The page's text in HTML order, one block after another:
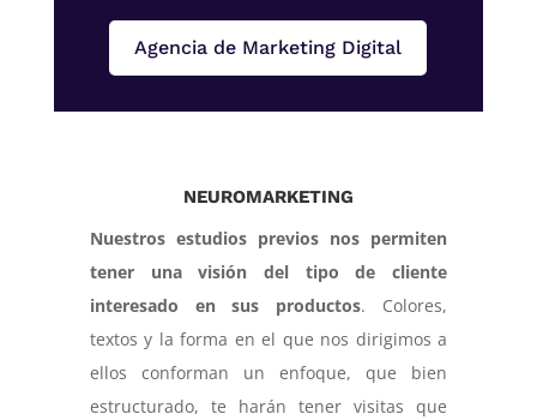
Agencia de Marketing Digital
NEUROMARKETING
Nuestros estudios previos nos permiten
tener una visión del tipo de cliente
interesado en sus productos. Colores,
textos y la forma en el que nos dirigimos a
ellos conforman un enfoque, que bien
estructurado, te harán tener visitas que